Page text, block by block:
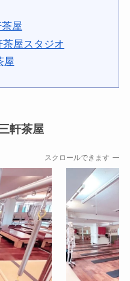
屋
屋スタジオ
屋
軒茶屋
スクロールできます